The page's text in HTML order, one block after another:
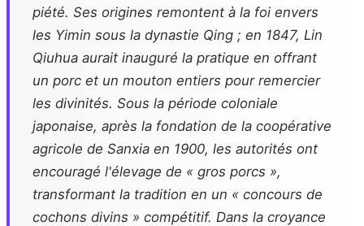
piété. Ses origines remontent à la foi envers
les Yimin sous la dynastie Qing ; en 1847, Lin
Qiuhua aurait inauguré la pratique en offrant
un porc et un mouton entiers pour remercier
les divinités. Sous la période coloniale
japonaise, après la fondation de la coopérative
agricole de Sanxia en 1900, les autorités ont
encouragé l'élevage de « gros porcs »,
transformant la tradition en un « concours de
cochons divins » compétitif. Dans la croyance